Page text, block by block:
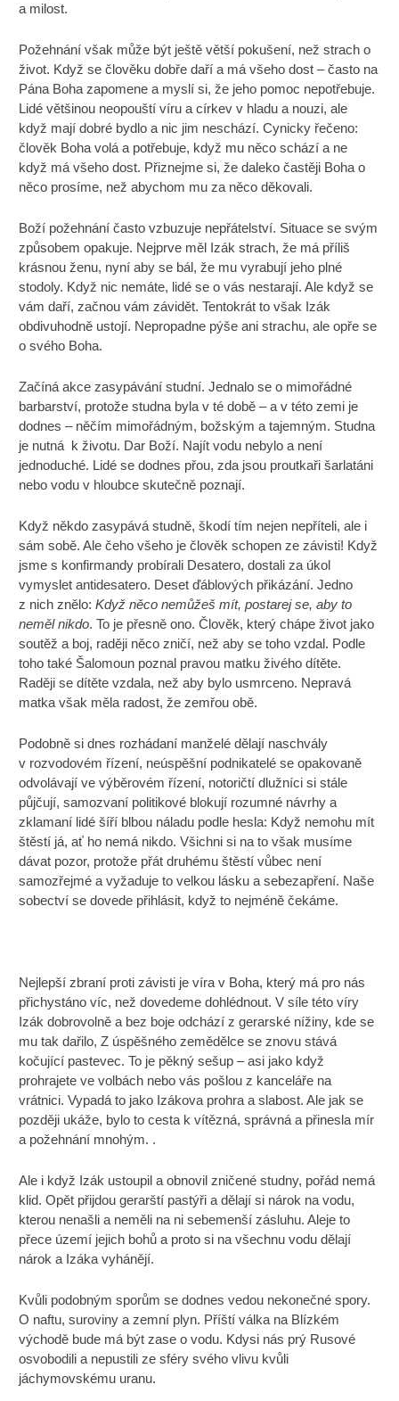
a milost.
Požehnání však může být ještě větší pokušení, než strach o
život. Když se člověku dobře daří a má všeho dost – často na
Pána Boha zapomene a myslí si, že jeho pomoc nepotřebuje.
Lidé většinou neopouští víru a církev v hladu a nouzi, ale
když mají dobré bydlo a nic jim neschází. Cynicky řečeno:
člověk Boha volá a potřebuje, když mu něco schází a ne
když má všeho dost. Přiznejme si, že daleko častěji Boha o
něco prosíme, než abychom mu za něco děkovali.
Boží požehnání často vzbuzuje nepřátelství. Situace se svým
způsobem opakuje. Nejprve měl Izák strach, že má příliš
krásnou ženu, nyní aby se bál, že mu vyrabují jeho plné
stodoly. Když nic nemáte, lidé se o vás nestarají. Ale když se
vám daří, začnou vám závidět. Tentokrát to však Izák
obdivuhodně ustojí. Nepropadne pýše ani strachu, ale opře se
o svého Boha.
Začíná akce zasypávání studní. Jednalo se o mimořádné
barbarství, protože studna byla v té době – a v této zemi je
dodnes – něčím mimořádným, božským a tajemným. Studna
je nutná k životu. Dar Boží. Najít vodu nebylo a není
jednoduché. Lidé se dodnes přou, zda jsou proutkaři šarlatáni
nebo vodu v hloubce skutečně poznají.
Když někdo zasypává studně, škodí tím nejen nepříteli, ale i
sám sobě. Ale čeho všeho je člověk schopen ze závisti! Když
jsme s konfirmandy probírali Desatero, dostali za úkol
vymyslet antidesatero. Deset ďáblových přikázání. Jedno
z nich znělo:Když něco nemůžeš mít, postarej se, aby to
neměl nikdo. To je přesně ono. Člověk, který chápe život jako
soutěž a boj, raději něco zničí, než aby se toho vzdal. Podle
toho také Šalomoun poznal pravou matku živého dítěte.
Raději se dítěte vzdala, než aby bylo usmrceno. Nepravá
matka však měla radost, že zemřou obě.
Podobně si dnes rozhádaní manželé dělají naschvály
v rozvodovém řízení, neúspěšní podnikatelé se opakovaně
odvolávají ve výběrovém řízení, notoričtí dlužníci si stále
půjčují, samozvaní politikové blokují rozumné návrhy a
zklamaní lidé šíří blbou náladu podle hesla: Když nemohu mít
štěstí já, ať ho nemá nikdo. Všichni si na to však musíme
dávat pozor, protože přát druhému štěstí vůbec není
samozřejmé a vyžaduje to velkou lásku a sebezapření. Naše
sobectví se dovede přihlásit, když to nejméně čekáme.
Nejlepší zbraní proti závisti je víra v Boha, který má pro nás
přichystáno víc, než dovedeme dohlédnout. V síle této víry
Izák dobrovolně a bez boje odchází z gerarské nížiny, kde se
mu tak dařilo, Z úspěšného zemědělce se znovu stává
kočující pastevec. To je pěkný sešup – asi jako když
prohrajete ve volbách nebo vás pošlou z kanceláře na
vrátnici. Vypadá to jako Izákova prohra a slabost. Ale jak se
později ukáže, bylo to cesta k vítězná, správná a přinesla mír
a požehnání mnohým. .
Ale i když Izák ustoupil a obnovil zničené studny, pořád nemá
klid. Opět přijdou gerarští pastýři a dělají si nárok na vodu,
kterou nenašli a neměli na ni sebemenší zásluhu. Aleje to
přece území jejich bohů a proto si na všechnu vodu dělají
nárok a Izáka vyhánějí.
Kvůli podobným sporům se dodnes vedou nekonečné spory.
O naftu, suroviny a zemní plyn. Příští válka na Blízkém
východě bude má být zase o vodu. Kdysi nás prý Rusové
osvobodili a nepustili ze sféry svého vlivu kvůli
jáchymovskému uranu.